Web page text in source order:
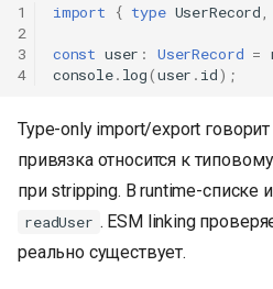
1
2
3
4
import { type UserRecord
const user : UserRecord =
console. log(user . id);
Type-only import/export говорит
привязка относится к
при stripping. В runtime-списке
readUser . ESM linking
реально существует.